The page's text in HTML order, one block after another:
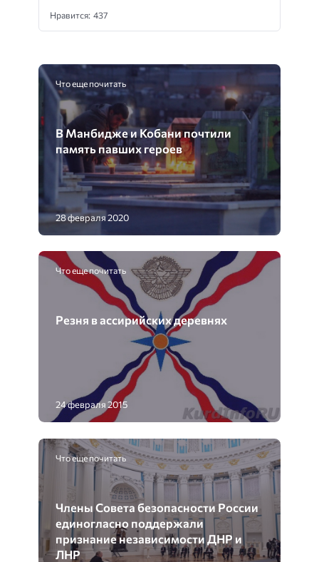
Нравится: 437
Что еще почитать
В Манбидже и Кобани почтили
память павших героев
28 февраля 2020
Что еще почитать
Резня в ассирийских деревнях
24 февраля 2015
Что еще почитать
Члены Совета безопасности России
единогласно поддержали
признание независимости ДНР и
ЛНР